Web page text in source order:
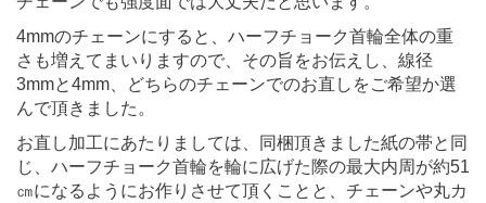
4mmのチェーンにすると、ハーフチョーク首輪全体の重
さも増えてまいりますので、その旨をお伝えし、線径
3mmと4mm、どちらのチェーンでのお直しをご希望か選
んで頂きました。
お直し加工にあたりましては、同梱頂きました紙の帯と同
じ、ハーフチョーク首輪を輪に広げた際の最大内周が約51
㎝になるようにお作りさせて頂くことと、チェーンや丸カ